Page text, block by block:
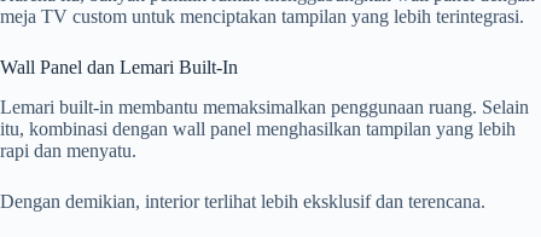
meja TV custom untuk menciptakan tampilan yang lebih terintegrasi.
Wall Panel dan Lemari Built-In
Lemari built-in membantu memaksimalkan penggunaan ruang. Selain
itu, kombinasi dengan wall panel menghasilkan tampilan yang lebih
rapi dan menyatu.
Dengan demikian, interior terlihat lebih eksklusif dan terencana.